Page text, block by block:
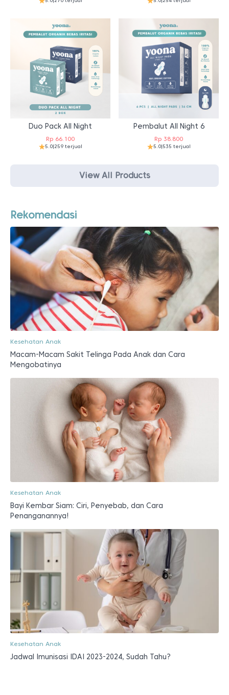
Duo Pack All Night
Rp 66.100
5.0|259 terjual
Pembalut All Night 6
Rp 38.800
5.0|535 terjual
View All Products
Rekomendasi
Kesehatan Anak
Macam-Macam Sakit Telinga Pada Anak dan Cara
Mengobatinya
Kesehatan Anak
Bayi Kembar Siam: Ciri, Penyebab, dan Cara
Penanganannya!
Kesehatan Anak
Jadwal Imunisasi IDAI 2023-2024, Sudah Tahu?